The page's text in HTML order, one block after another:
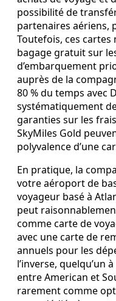
possibilité de
partenaires aériens,
Toutefois, ces cartes
bagage gratuit sur
d’embarquement
auprès de la
80 % du temps avec
systématiquement
garanties sur les
SkyMiles Gold
polyvalence d’une
En pratique, la
votre aéroport de
voyageur basé à
peut
comme carte de
avec une carte de
annuels pour les
l’inverse, quelqu’un
entre American et
rarement comme